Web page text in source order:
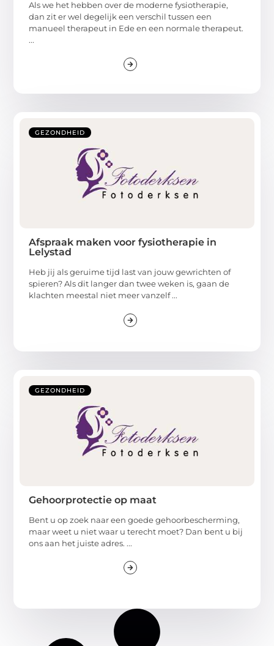
Als we het hebben over de moderne fysiotherapie,
dan zit er wel degelijk een verschil tussen een
manueel therapeut in Ede en een normale therapeut.
...
GEZONDHEID
Afspraak maken voor fysiotherapie in
Lelystad
Heb jij als geruime tijd last van jouw gewrichten of
spieren? Als dit langer dan twee weken is, gaan de
klachten meestal niet meer vanzelf ...
GEZONDHEID
Gehoorprotectie op maat
Bent u op zoek naar een goede gehoorbescherming,
maar weet u niet waar u terecht moet? Dan bent u bij
ons aan het juiste adres. ...